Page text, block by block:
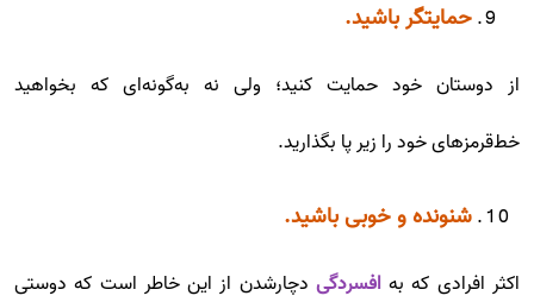
حمایتگر باشید.
از دوستان خود حمایت کنید؛ ولی نه به‌گونه‌ای که بخواهید
خط‌قرمزهای خود را زیر پا بگذارید.
شنونده و خوبی باشید.
اکثر افرادی که بهافسردگی دچارشدن از این خاطر است که دوستی